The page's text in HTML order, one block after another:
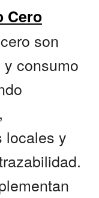
Cero
son
consumo
locales y